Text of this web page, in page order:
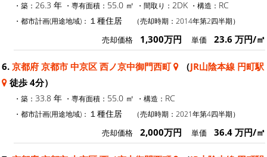
・築： 26.3 年 ・専有面積： 55.0 ㎡ ・間取り： 2DK ・構造： RC
・都市計画(用途地域)： １種住居 （売却時期：2014年第2四半期）
売却価格 1,300万円 単価 23.6 万円/㎡
6. 京都府 京都市 中京区 西ノ京中御門西町 （JR山陰本線 円町駅
徒歩 4分）
・築： 33.8 年 ・専有面積： 55.0 ㎡ ・構造： RC
・都市計画(用途地域)： １種住居 （売却時期：2021年第4四半期）
売却価格 2,000万円 単価 36.4 万円/㎡